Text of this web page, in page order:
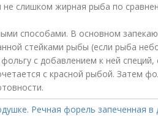
не слишком жирная рыба по
способами. В основном
стейками рыбы (если рыба
с добавлением к ней специй,
с красной рыбой. Затем